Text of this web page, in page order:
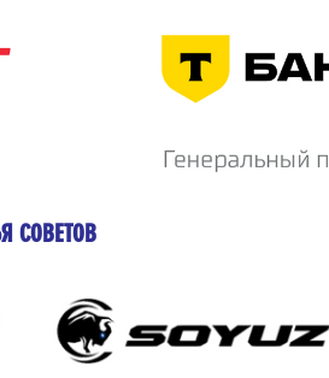
СОВЕТОВ